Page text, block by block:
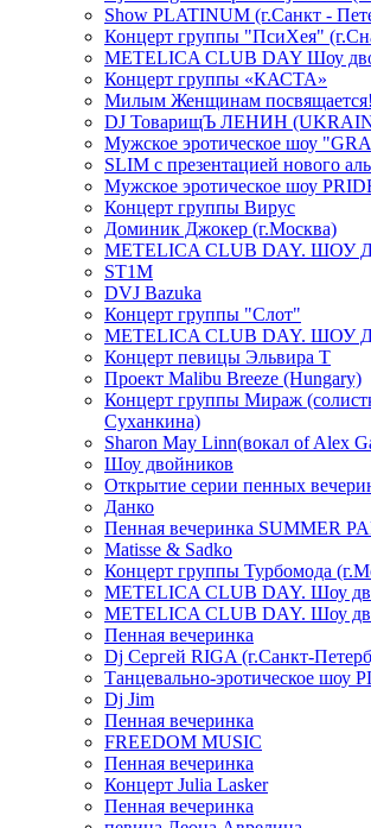
Show PLATINUM (г.Санкт -
Концерт группы "ПсиХея"
METELICA CLUB DAY Шоу
Концерт группы «КАСТА»
Милым Женщинам посвящается!
DJ ТоварищЪ ЛЕНИН
Мужское эротическое шоу
SLIM с презентацией нового
Мужское эротическое шоу
Концерт группы Вирус
Доминик Джокер (г.Москва)
METELICA CLUB DAY.
ST1M
DVJ Bazuka
Концерт группы "Слот"
METELICA CLUB DAY.
Концерт певицы Эльвира Т
Проект Malibu Breeze (Hungary)
Концерт группы Мираж
Суханкина)
Sharon May Linn(вокал of Alex
Шоу двойников
Открытие серии пенных
Данко
Пенная вечеринка SUMMER
Matisse & Sadko
Концерт группы Турбомода
METELICA CLUB DAY. Шоу
METELICA CLUB DAY. Шоу
Пенная вечеринка
Dj Сергей RIGA (г.Санкт-
Танцевально-эротическое шоу
Dj Jim
Пенная вечеринка
FREEDOM MUSIC
Пенная вечеринка
Концерт Julia Lasker
Пенная вечеринка